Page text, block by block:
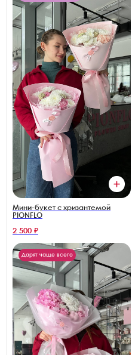
Мини-букет с хризантемой
PIONFLO
2 500 ₽
Дарят чаще всего